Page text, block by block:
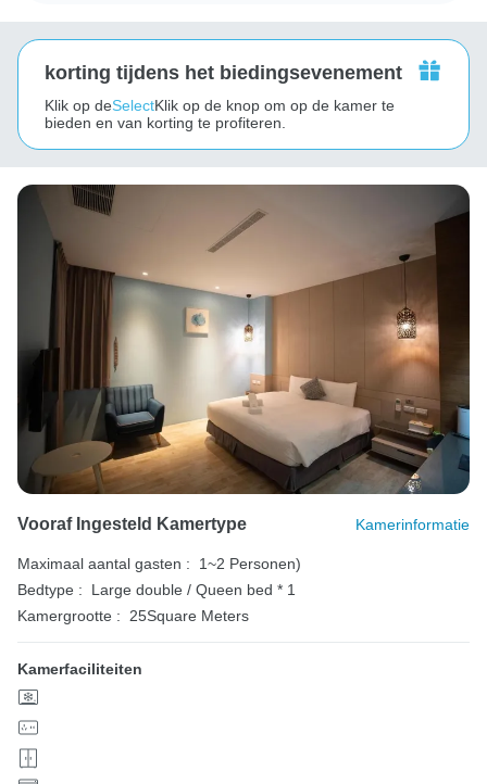
korting tijdens het biedingsevenement
Klik op deSelectKlik op de knop om op de kamer te
bieden en van korting te profiteren.
Vooraf Ingesteld Kamertype Kamerinformatie
Maximaal aantal gasten :
1~2 Personen)
Bedtype :
Large double / Queen bed * 1
Kamergrootte :
25Square Meters
Kamerfaciliteiten